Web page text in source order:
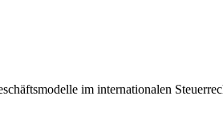
im internationalen